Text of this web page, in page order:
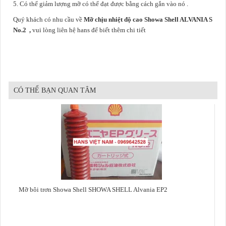
5. Có thể giảm lượng mỡ có thể đạt được bằng cách gắn vào nó .
Quý khách có nhu cầu về Mỡ chịu nhiệt độ cao Showa Shell ALVANIA S
No.2 , vui lòng liên hệ hans để biết thêm chi tiết
CÓ THỂ BẠN QUAN TÂM
Mỡ bôi trơn Showa Shell SHOWA SHELL Alvania EP2